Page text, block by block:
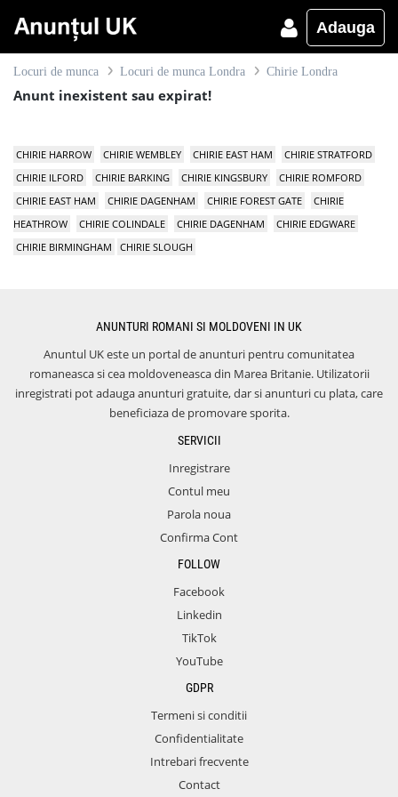
Adauga
Locuri de munca Locuri de munca Londra Chirie Londra
Anunt inexistent sau expirat!
CHIRIE HARROW CHIRIE WEMBLEY CHIRIE EAST HAM
CHIRIE STRATFORD
CHIRIE ILFORD
CHIRIE BARKING CHIRIE KINGSBURY
CHIRIE ROMFORD
CHIRIE EAST HAM
CHIRIE DAGENHAM CHIRIE FOREST GATE
CHIRIE
HEATHROW
CHIRIE COLINDALE CHIRIE DAGENHAM
CHIRIE EDGWARE
CHIRIE BIRMINGHAM
CHIRIE SLOUGH
ANUNTURI ROMANI SI MOLDOVENI IN UK
Anuntul UK este un portal de anunturi pentru comunitatea
romaneasca si cea moldoveneasca din Marea Britanie. Utilizatorii
inregistrati pot adauga anunturi gratuite, dar si anunturi cu plata, care
beneficiaza de promovare sporita.
SERVICII
Inregistrare
Contul meu
Parola noua
Confirma Cont
FOLLOW
Facebook
Linkedin
TikTok
YouTube
GDPR
Termeni si conditii
Confidentialitate
Intrebari frecvente
Contact